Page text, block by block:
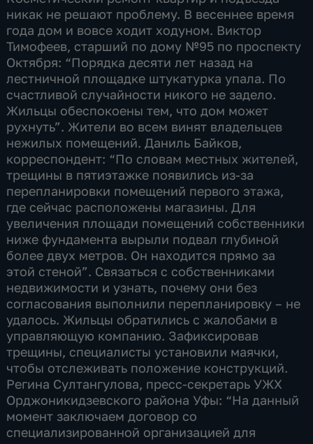
никак не решают проблему. В весеннее время
года дом и вовсе ходит ходуном. Виктор
Тимофеев, старший по дому №95 по проспекту
Октября: “Порядка десяти лет назад на
лестничной площадке штукатурка упала. По
счастливой случайности никого не задело.
Жильцы обеспокоены тем, что дом может
рухнуть”. Жители во всем винят владельцев
нежилых помещений. Даниль Байков,
корреспондент: “По словам местных жителей,
трещины в пятиэтажке появились из-за
перепланировки помещений первого этажа,
где сейчас расположены магазины. Для
увеличения площади помещений собственники
ниже фундамента вырыли подвал глубиной
более двух метров. Он находится прямо за
этой стеной”. Связаться с собственниками
недвижимости и узнать, почему они без
согласования выполнили перепланировку – не
удалось. Жильцы обратились с жалобами в
управляющую компанию. Зафиксировав
трещины, специалисты установили маячки,
чтобы отслеживать положение конструкций.
Регина Султангулова, пресс-секретарь УЖХ
Орджоникидзевского района Уфы: “На данный
момент заключаем договор со
специализированной организацией для